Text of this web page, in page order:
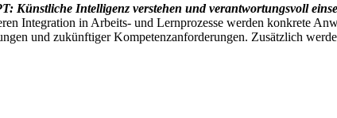
Künstliche Intelligenz verstehen und verantwortungsvoll
Integration in Arbeits- und Lernprozesse werden konkrete
und zukünftiger Kompetenzanforderungen. Zusätzlich